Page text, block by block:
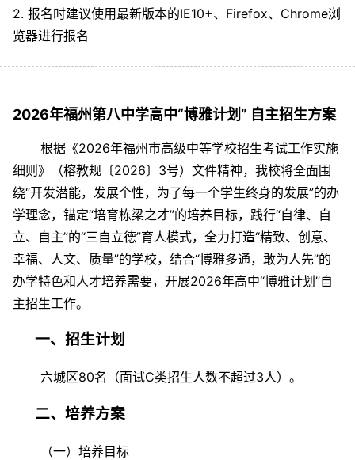
2. 报名时建议使用最新版本的IE10+、Firefox、Chrome浏
览器进行报名
2026年福州第八中学高中“博雅计划” 自主招生方案
根据《2026年福州市高级中等学校招生考试工作实施
细则》（榕教规〔2026〕3号）文件精神，我校将全面围
绕“开发潜能，发展个性，为了每一个学生终身的发展”的办
学理念，锚定“培育栋梁之才”的培养目标，践行“自律、自
立、自主”的“三自立德”育人模式，全力打造“精致、创意、
幸福、人文、质量”的学校，结合“博雅多通，敢为人先”的
办学特色和人才培养需要，开展2026年高中“博雅计划”自
主招生工作。
一、招生计划
六城区80名（面试C类招生人数不超过3人）。
二、培养方案
（一）培养目标